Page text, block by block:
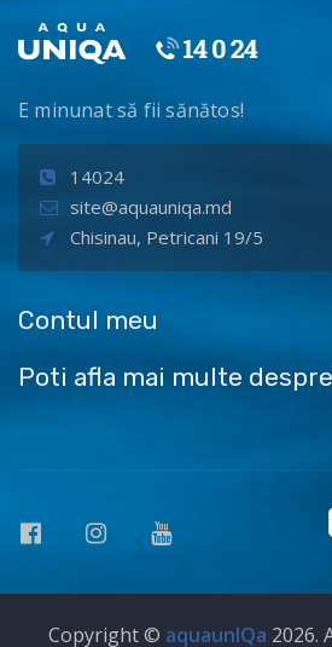
E minunat să fii sănătos!
14024
site@aquauniqa.md
Chisinau, Petricani 19/5
Contul meu
Poti afla mai multe despre
Copyright © aquaunIQa 2026.